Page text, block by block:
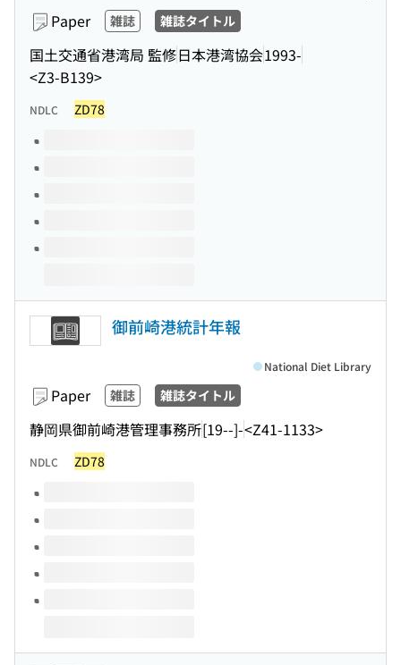
Paper 雑誌 雑誌タイトル
国土交通省港湾局 監修日本港湾協会1993-
<Z3-B139>
NDLC ZD78
Volumes of this title
御前崎港統計年報
Paper 雑誌 雑誌タイトル
静岡県御前崎港管理事務所[19--]-<Z41-1133>
National Diet Library
NDLC ZD78
Volumes of this title